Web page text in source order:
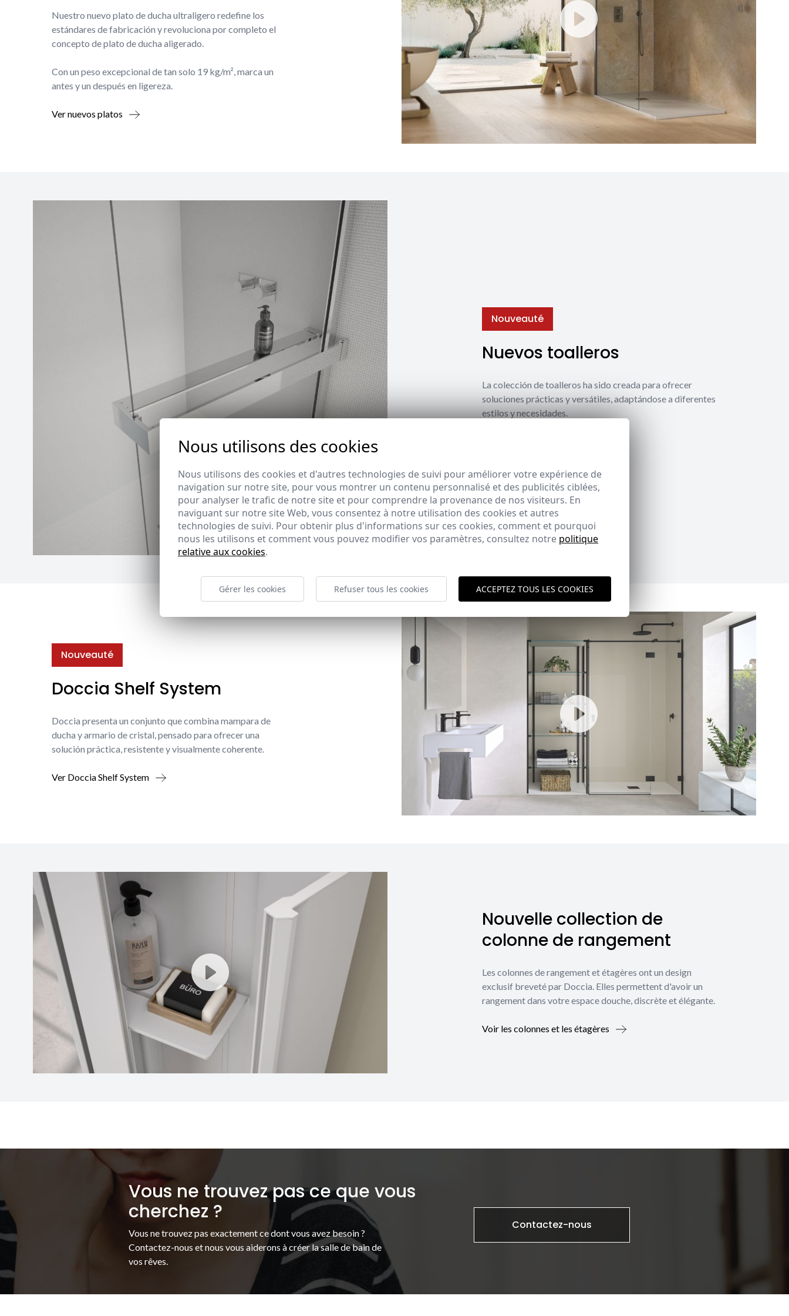
Nuestro nuevo plato de ducha ultraligero redefine los
estándares de fabricación y revoluciona por completo el
concepto de plato de ducha aligerado.
Con un peso excepcional de tan solo 19 kg/m², marca un
antes y un después en ligereza.
Ver nuevos platos
Nouveauté
Nuevos toalleros
La colección de toalleros ha sido creada para ofrecer
soluciones prácticas y versátiles, adaptándose a diferentes
estilos y necesidades.
Nouveauté
Doccia Shelf System
Doccia presenta un conjunto que combina mampara de
ducha y armario de cristal, pensado para ofrecer una
solución práctica, resistente y visualmente coherente.
Ver Doccia Shelf System
Nouvelle collection de
colonne de rangement
Les colonnes de rangement et étagères ont un design
exclusif breveté par Doccia. Elles permettent d'avoir un
rangement dans votre espace douche, discrète et élégante.
Voir les colonnes et les étagères
Vous ne trouvez pas ce que vous
cherchez ?
Vous ne trouvez pas exactement ce dont vous avez besoin ?
Contactez-nous et nous vous aiderons à créer la salle de bain de
vos rêves.
Contactez-nous
Nous utilisons des cookies
Nous utilisons des cookies et d'autres technologies de suivi pour améliorer votre expérience de
navigation sur notre site, pour vous montrer un contenu personnalisé et des publicités ciblées,
pour analyser le trafic de notre site et pour comprendre la provenance de nos visiteurs. En
naviguant sur notre site Web, vous consentez à notre utilisation des cookies et autres
technologies de suivi. Pour obtenir plus d'informations sur ces cookies, comment et pourquoi
nous les utilisons et comment vous pouvez modifier vos paramètres, consultez notre politique
relative aux cookies.
Gérer les cookies Refuser tous les cookies ACCEPTEZ TOUS LES COOKIES